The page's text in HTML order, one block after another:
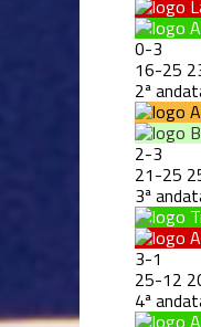
0-3
16-25
2ª
2-3
21-25
3ª
3-1
25-12
4ª